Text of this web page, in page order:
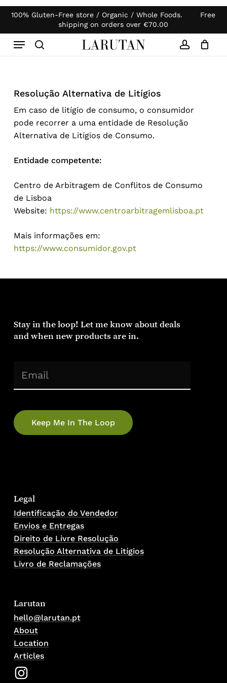
Skip
main
content
100% Gluten-Free store / Organic / Whole Foods. Free
shipping on orders over€70.00
Products
Menu
Cart
Resolução Alternativa de Litígios
Em caso de litígio de consumo, o consumidor
pode recorrer a uma entidade de Resolução
Alternativa de Litígios de Consumo.
Entidade competente:
Centro de Arbitragem de Conflitos de Consumo
de Lisboa
Website: https://www.centroarbitragemlisboa.pt
Mais informações em:
https://www.consumidor.gov.pt
Stay in the loop! Let me know about deals
and when new products are in.
Email(Required)
Legal
Identificação do Vendedor
Envios e Entregas
Direito de Livre Resolução
Resolução Alternativa de Litígios
Livro de Reclamações
Larutan
hello@larutan.pt
About
Location
Articles